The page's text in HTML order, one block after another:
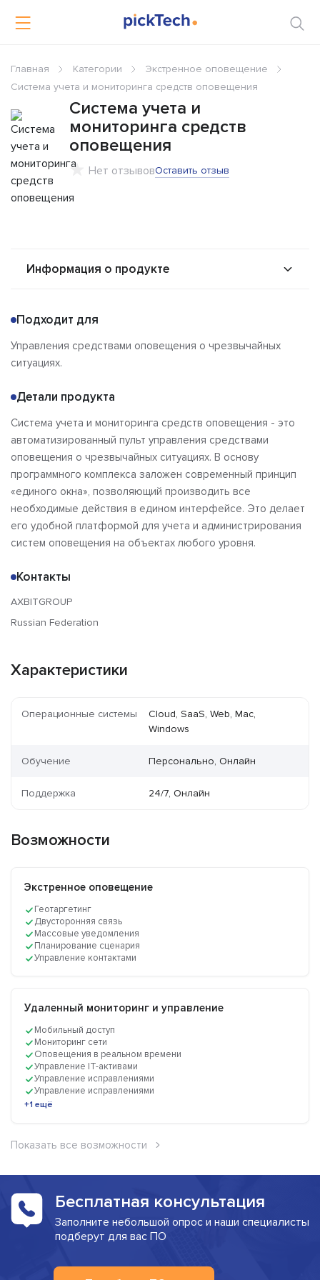
Главная Категории
Экстренное оповещение
Система учета и мониторинга средств оповещения
Система учета и
мониторинга средств
оповещения
Нет отзывовОставить отзыв
Информация о продукте
Альтернативы
Отзывы
Подходит для
Управления средствами оповещения о чрезвычайных
ситуациях.
Детали продукта
Система учета и мониторинга средств оповещения - это
автоматизированный пульт управления средствами
оповещения о чрезвычайных ситуациях. В основу
программного комплекса заложен современный принцип
«единого окна», позволяющий производить все
необходимые действия в едином интерфейсе. Это делает
его удобной платформой для учета и администрирования
систем оповещения на объектах любого уровня.
Контакты
AXBITGROUP
Russian Federation
Характеристики
Операционные системы
Cloud, SaaS, Web, Mac,
Windows
Обучение Персонально, Онлайн
Поддержка 24/7, Онлайн
Возможности
Экстренное оповещение
Геотаргетинг
Двусторонняя связь
Массовые уведомления
Планирование сценария
Управление контактами
Удаленный мониторинг и управление
Мобильный доступ
Мониторинг сети
Оповещения в реальном времени
Управление IT-активами
Управление исправлениями
Управление исправлениями
+1 ещё
Показать все возможности
Бесплатная консультация
Заполните небольшой опрос и наши специалисты
подберут для вас ПО